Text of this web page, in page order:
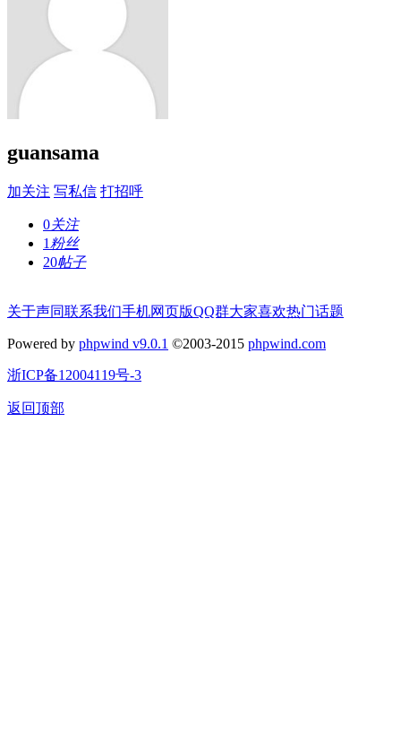
guansama
加关注 写私信 打招呼
0关注
1 粉丝
20帖子
关于声同联系我们手机网页版QQ群大家喜欢热门话题
Powered by phpwind v9.0.1 ©2003-2015 phpwind.com
浙ICP备12004119号-3
返回顶部